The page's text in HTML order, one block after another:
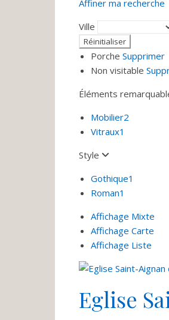
Affiner ma recherche
Ville
Porche Supprimer
Non visitable
Éléments
Mobilier2
Vitraux1
Style
Gothique1
Roman1
Affichage Mixte
Affichage Carte
Affichage Liste
Eglise